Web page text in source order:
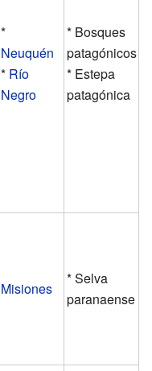
*
Neuquén
* Río
Negro
* Bosques
patagónicos
* Estepa
patagónica
Misiones
* Selva
paranaense